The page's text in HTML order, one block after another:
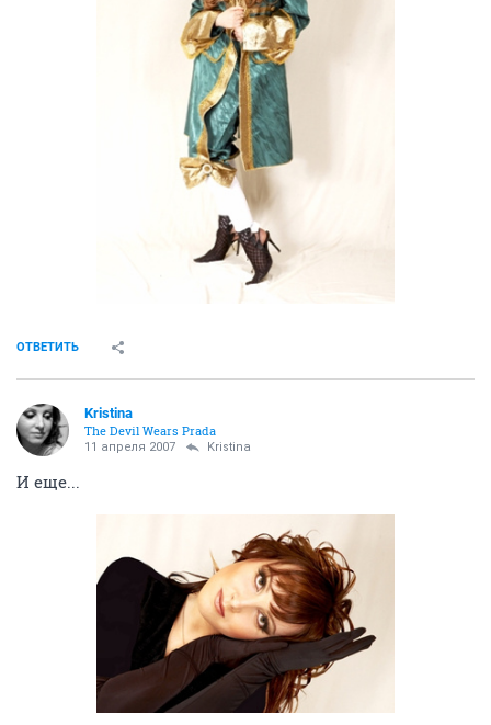
ОТВЕТИТЬ
Kristina
The Devil Wears Prada
11 апреля 2007 Kristina
И еще...